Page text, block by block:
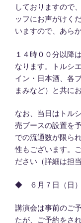
しておりますので
ッフにお声がけく
いますので、あら
１４時００分以降
なります。トルシ
イン・日本酒、各
まみなど）と共に
なお、当日はトル
売ブースの設置を
での流通数が限ら
性もございます。
ださい（詳細は担
◆ ６月７日（日）
講演会は事前のご
たが、ご予約をさ